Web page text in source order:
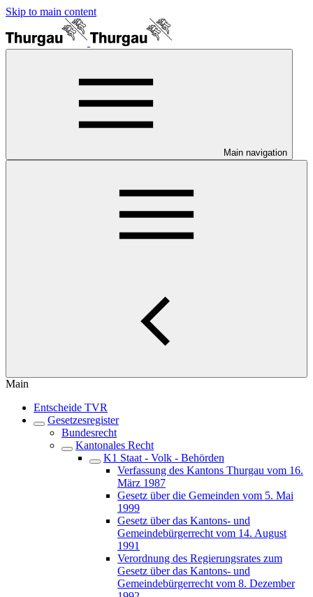
Skip to main content
Main navigation
Main
Entscheide TVR
Gesetzesregister
Bundesrecht
Kantonales Recht
K1 Staat - Volk - Behörden
Verfassung des Kantons Thurgau vom 16.
März 1987
Gesetz über die Gemeinden vom 5. Mai
1999
Gesetz über das Kantons- und
Gemeindebürgerrecht vom 14. August
1991
Verordnung des Regierungsrates zum
Gesetz über das Kantons- und
Gemeindebürgerrecht vom 8. Dezember